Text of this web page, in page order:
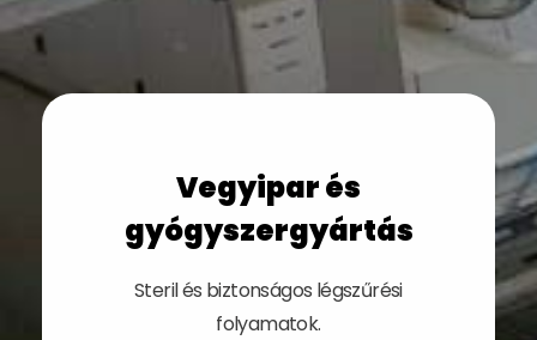
Vegyipar és
gyógyszergyártás
Steril és biztonságos légszűrési
folyamatok.